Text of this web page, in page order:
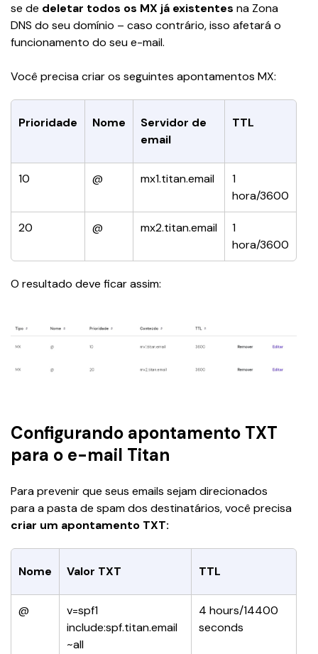
se de deletar todos os MX já existentes na Zona
DNS do seu domínio – caso contrário, isso afetará o
funcionamento do seu e-mail.
Você precisa criar os seguintes apontamentos MX:
Prioridade Nome
Servidor de
email
TTL
10 @ mx1.titan.email
1
hora/3600
20 @ mx2.titan.email
1
hora/3600
O resultado deve ficar assim:
Configurando apontamento TXT
para o e-mail Titan
Para prevenir que seus emails sejam direcionados
para a pasta de spam dos destinatários, você precisa
criar um apontamento TXT:
Nome Valor TXT TTL
@
v=spf1
include:spf.titan.email
~all
4 hours/14400
seconds